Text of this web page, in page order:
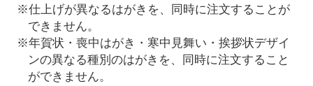
※仕上げが異なるはがきを、同時に注文することが
できません。
※年賀状・喪中はがき・寒中見舞い・挨拶状デザイ
ンの異なる種別のはがきを、同時に注文すること
ができません。